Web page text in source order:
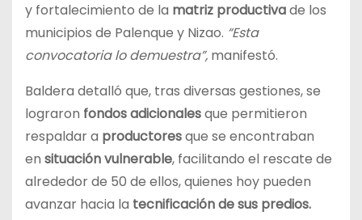
y fortalecimiento de la matriz productivade los
municipios de Palenque y Nizao. “Esta
convocatoria lo demuestra”, manifestó.
Baldera detalló que, tras diversas gestiones, se
lograron fondos adicionalesque permitieron
respaldar a productoresque se encontraban
en situación vulnerable, facilitando el rescate de
alrededor de 50 de ellos, quienes hoy pueden
avanzar hacia la tecnificación de sus predios.